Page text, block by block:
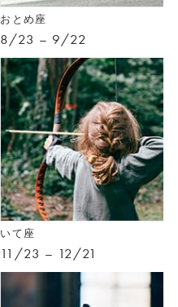
おとめ座
8/23 – 9/22
いて座
11/23 – 12/21